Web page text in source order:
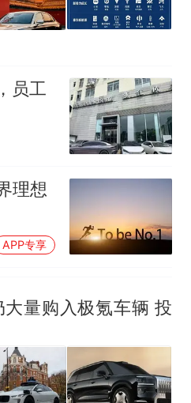
学招聘物理教师，笔
均遭淘汰？教育局：
友：天塌了！
万人报名的考试，成绩
，公平么？
员工
理想
APP专享
量购入极氪车辆 投